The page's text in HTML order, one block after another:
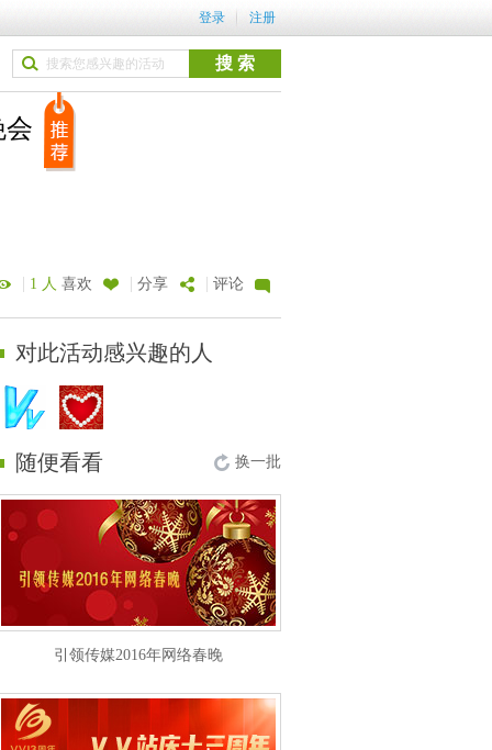
登录 注册
会
| 1 人 喜欢 | 分享 | 评论
对此活动感兴趣的人
随便看看 换一批
引领传媒2016年网络春晚